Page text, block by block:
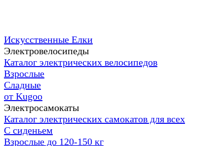
Искусственные Елки
Электровелосипеды
Каталог электрических велосипедов
Взрослые
Сладные
от Kugoo
Электросамокаты
Каталог электрических самокатов для всех
С сиденьем
Взрослые до 120-150 кг